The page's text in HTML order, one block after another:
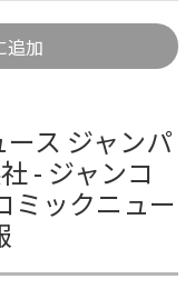
追加
ース ジャンパ
- ジャンコ
ミックニュー